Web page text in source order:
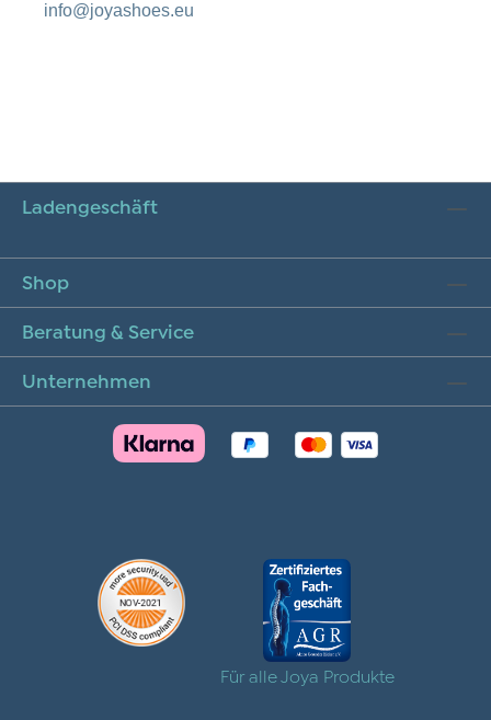
info@joyashoes.eu
Ladengeschäft
Shop
Beratung & Service
Unternehmen
Für alle Joya Produkte